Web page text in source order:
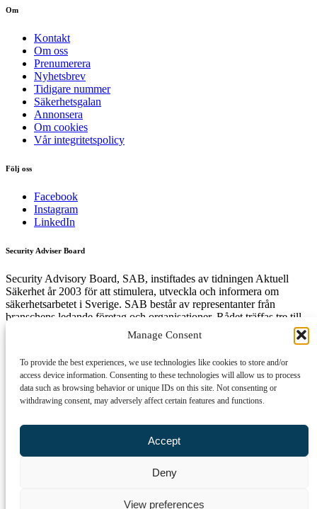
Manage Consent
To provide the best experiences, we use technologies like cookies to store and/or
access device information. Consenting to these technologies will allow us to process
data such as browsing behavior or unique IDs on this site. Not consenting or
withdrawing consent, may adversely affect certain features and functions.
Accept
Deny
View preferences
Om
Kontakt
Om oss
Prenumerera
Nyhetsbrev
Tidigare nummer
Säkerhetsgalan
Annonsera
Om cookies
Vår integritetspolicy
Följ oss
Facebook
Instagram
LinkedIn
Security Adviser Board
Security Advisory Board, SAB, instiftades av tidningen Aktuell
Säkerhet år 2003 för att stimulera, utveckla och informera om
säkerhetsarbetet i Sverige. SAB består av representanter från
branschens ledande företag och organisationer. Rådet träffas tre till
fyra gånger per år och diskuterar aktuella säkerhetsfrågor.
Få den senaste säkerhetsinformationen först
och använder dina personuppgifter i enlighet med vår